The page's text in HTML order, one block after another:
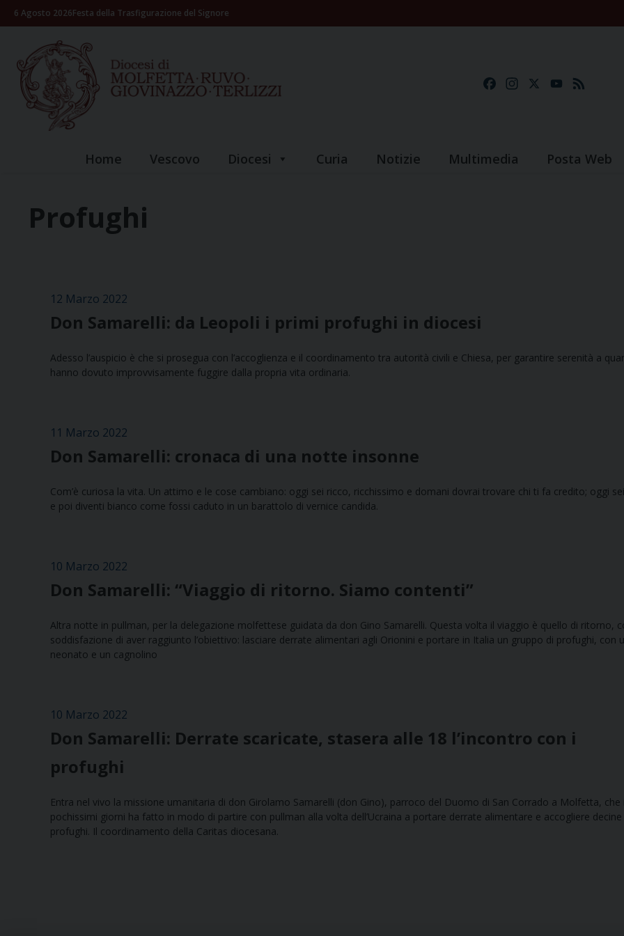
Skip6 Agosto 2026Festa della Trasfigurazione del Signore
FacebookInstagramYouTube
Home Vescovo Diocesi Curia Notizie Multimedia Posta Web
Profughi
12 Marzo 2022
Don Samarelli: da Leopoli i primi profughi in diocesi
Adesso l’auspicio è che si prosegua con l’accoglienza e il coordinamento tra autorità civili e Chiesa, per garantire serenità a
hanno dovuto improvvisamente fuggire dalla propria vita ordinaria.
11 Marzo 2022
Don Samarelli: cronaca di una notte insonne
Com’è curiosa la vita. Un attimo e le cose cambiano: oggi sei ricco, ricchissimo e domani dovrai trovare chi ti fa credito; oggi
e poi diventi bianco come fossi caduto in un barattolo di vernice candida.
10 Marzo 2022
Don Samarelli: “Viaggio di ritorno. Siamo contenti”
Altra notte in pullman, per la delegazione molfettese guidata da don Gino Samarelli. Questa volta il viaggio è quello di ritorno,
soddisfazione di aver raggiunto l’obiettivo: lasciare derrate alimentari agli Orionini e portare in Italia un gruppo di profughi, con
neonato e un cagnolino
10 Marzo 2022
Don Samarelli: Derrate scaricate, stasera alle 18 l’incontro con i
profughi
Entra nel vivo la missione umanitaria di don Girolamo Samarelli (don Gino), parroco del Duomo di San Corrado a Molfetta, che
pochissimi giorni ha fatto in modo di partire con pullman alla volta dell’Ucraina a portare derrate alimentare e accogliere decine
profughi. Il coordinamento della Caritas diocesana.